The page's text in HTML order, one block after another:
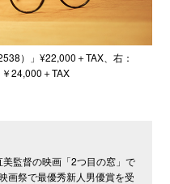
）」¥22,000＋TAX、右：
24,000＋TAX
監督の映画「2つ目の窓」で
画祭で最優秀新人男優賞を受